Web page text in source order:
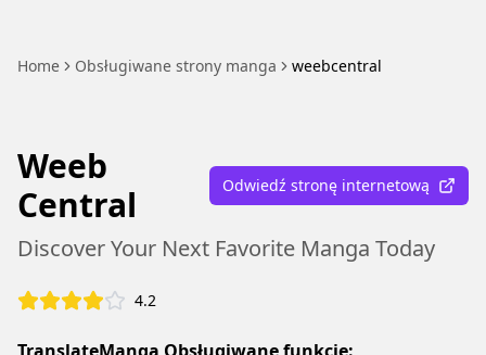
Home Obsługiwane strony manga weebcentral
Weeb
Central
Odwiedź stronę internetową
Discover Your Next Favorite Manga Today
4.2